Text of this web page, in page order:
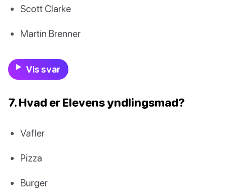
Scott Clarke
Martin Brenner
Vis svar
7. Hvad er Elevens yndlingsmad?
Vafler
Pizza
Burger